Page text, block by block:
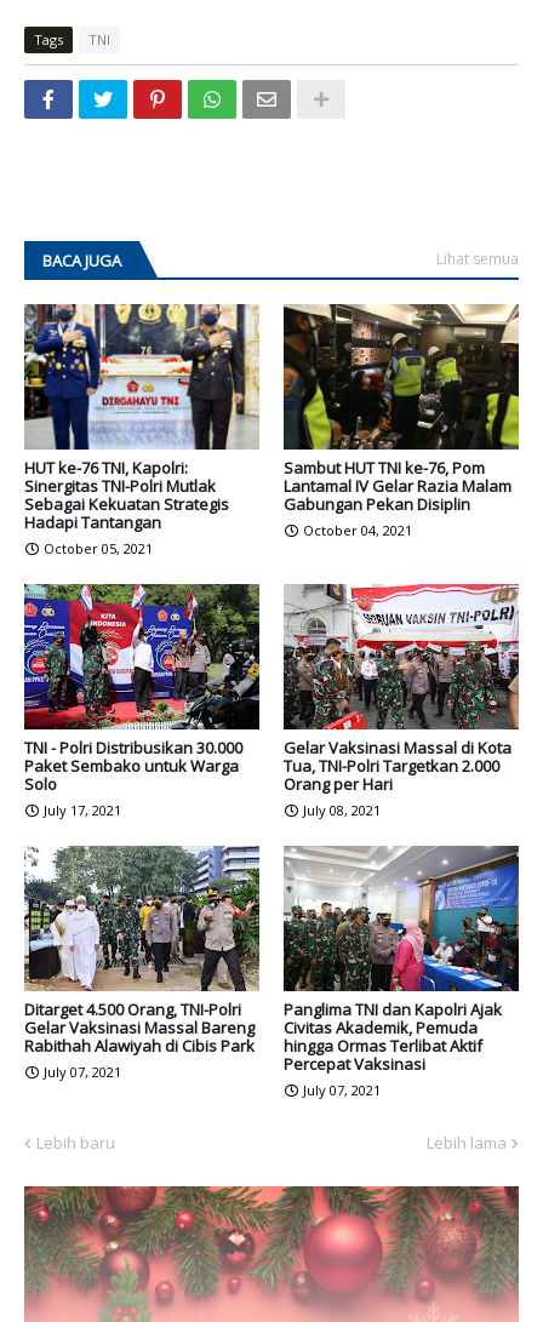
Tags TNI
BACA JUGA Lihat semua
HUT ke-76 TNI, Kapolri:
Sinergitas TNI-Polri Mutlak
Sebagai Kekuatan Strategis
Hadapi Tantangan
October 05, 2021
Sambut HUT TNI ke-76, Pom
Lantamal IV Gelar Razia Malam
Gabungan Pekan Disiplin
October 04, 2021
TNI - Polri Distribusikan 30.000
Paket Sembako untuk Warga
Solo
July 17, 2021
Gelar Vaksinasi Massal di Kota
Tua, TNI-Polri Targetkan 2.000
Orang per Hari
July 08, 2021
Ditarget 4.500 Orang, TNI-Polri
Gelar Vaksinasi Massal Bareng
Rabithah Alawiyah di Cibis Park
July 07, 2021
Panglima TNI dan Kapolri Ajak
Civitas Akademik, Pemuda
hingga Ormas Terlibat Aktif
Percepat Vaksinasi
July 07, 2021
Lebih baru Lebih lama